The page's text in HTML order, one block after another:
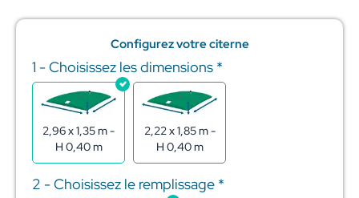
Configurez votre citerne
1 - Choisissez les dimensions *
2,96 x 1,35 m -
H 0,40 m
2,22 x 1,85 m -
H 0,40 m
2 - Choisissez le remplissage *
quantité
de
Citerne
souple
pour
stockage
de
l'eau
1m3